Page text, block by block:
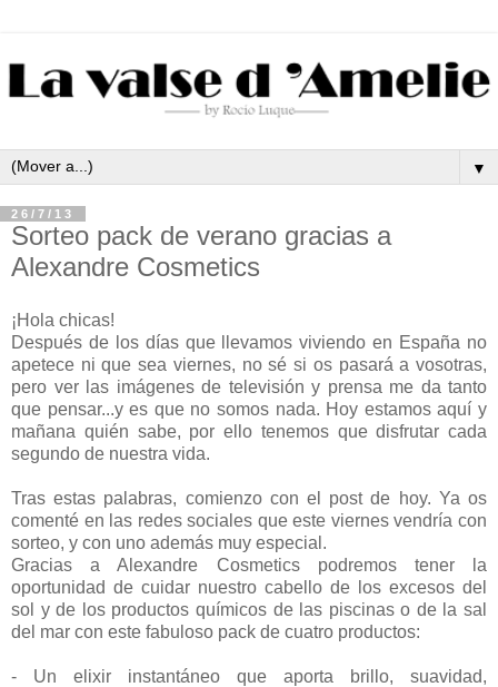
▼
26/7/13
Sorteo pack de verano gracias a
Alexandre Cosmetics
¡Hola chicas!
Después de los días que llevamos viviendo en España no
apetece ni que sea viernes, no sé si os pasará a vosotras,
pero ver las imágenes de televisión y prensa me da tanto
que pensar...y es que no somos nada. Hoy estamos aquí y
mañana quién sabe, por ello tenemos que disfrutar cada
segundo de nuestra vida.
Tras estas palabras, comienzo con el post de hoy. Ya os
comenté en las redes sociales que este viernes vendría con
sorteo, y con uno además muy especial.
Gracias a Alexandre Cosmetics podremos tener la
oportunidad de cuidar nuestro cabello de los excesos del
sol y de los productos químicos de las piscinas o de la sal
del mar con este fabuloso pack de cuatro productos:
- Un elixir instantáneo que aporta brillo, suavidad,